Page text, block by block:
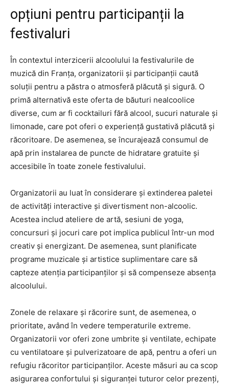
opțiuni pentru participanții la
festivaluri
În contextul interzicerii alcoolului la festivalurile de
muzică din Franța, organizatorii și participanții caută
soluții pentru a păstra o atmosferă plăcută și sigură. O
primă alternativă este oferta de băuturi nealcoolice
diverse, cum ar fi cocktailuri fără alcool, sucuri naturale și
limonade, care pot oferi o experiență gustativă plăcută și
răcoritoare. De asemenea, se încurajează consumul de
apă prin instalarea de puncte de hidratare gratuite și
accesibile în toate zonele festivalului.
Organizatorii au luat în considerare și extinderea paletei
de activități interactive și divertisment non-alcoolic.
Acestea includ ateliere de artă, sesiuni de yoga,
concursuri și jocuri care pot implica publicul într-un mod
creativ și energizant. De asemenea, sunt planificate
programe muzicale și artistice suplimentare care să
capteze atenția participanților și să compenseze absența
alcoolului.
Zonele de relaxare și răcorire sunt, de asemenea, o
prioritate, având în vedere temperaturile extreme.
Organizatorii vor oferi zone umbrite și ventilate, echipate
cu ventilatoare și pulverizatoare de apă, pentru a oferi un
refugiu răcoritor participanților. Aceste măsuri au ca scop
asigurarea confortului și siguranței tuturor celor prezenți,